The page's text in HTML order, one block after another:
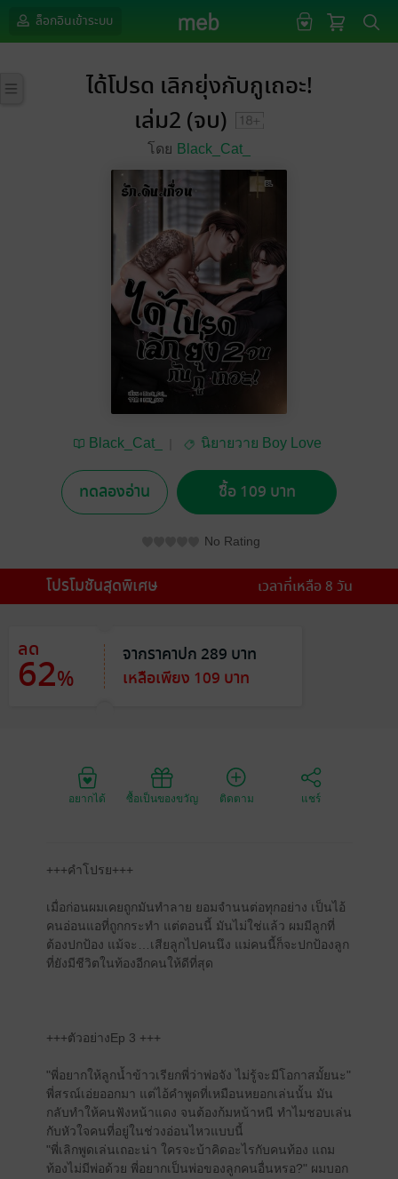
ล็อกอินเข้าระบบ
ได้โปรด เลิกยุ่งกับกูเถอะ!
เล่ม2 (จบ)
โดย Black_Cat_
Black_Cat_
นิยายวาย Boy Love
ทดลองอ่าน ซื้อ 109 บาท
No Rating
โปรโมชันสุดพิเศษ เวลาที่เหลือ 8 วัน
ลด
62%
จากราคาปก 289 บาท
เหลือเพียง 109 บาท
อยากได้ ซื้อเป็นของขวัญ ติดตาม แชร์
+++คำโปรย+++
เมื่อก่อนผมเคยถูกมันทำลาย ยอมจำนนต่อทุกอย่าง เป็นไอ้
คนอ่อนแอที่ถูกกระทำ แต่ตอนนี้ มันไม่ใช่แล้ว ผมมีลูกที่
ต้องปกป้อง แม้จะ…เสียลูกไปคนนึง แม่คนนี้ก็จะปกป้องลูก
ที่ยังมีชีวิตในท้องอีกคนให้ดีที่สุด
+++ตัวอย่างEp 3 +++
"พี่อยากให้ลูกน้ำข้าวเรียกพี่ว่าพ่อจัง ไม่รู้จะมีโอกาสมั้ยนะ"
พี่สรณ์เอ่ยออกมา แต่ไอ้คำพูดที่เหมือนหยอกเล่นนั้น มัน
กลับทำให้คนฟังหน้าแดง จนต้องก้มหน้าหนี ทำไมชอบเล่น
กับหัวใจคนที่อยู่ในช่วงอ่อนไหวแบบนี้
"พี่เลิกพูดเล่นเถอะน่า ใครจะบ้าคิดอะไรกับคนท้อง แถม
ท้องไม่มีพ่อด้วย พี่อยากเป็นพ่อของลูกคนอื่นหรอ?" ผมบอก